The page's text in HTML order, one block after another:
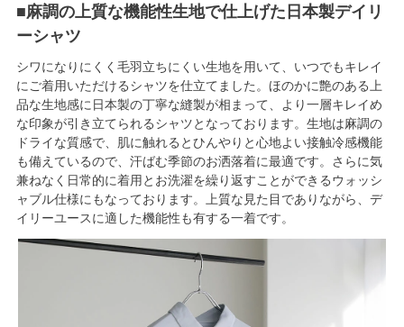
■麻調の上質な機能性生地で仕上げた日本製デイリ
ーシャツ
シワになりにくく毛羽立ちにくい生地を用いて、いつでもキレイ
にご着用いただけるシャツを仕立てました。ほのかに艶のある上
品な生地感に日本製の丁寧な縫製が相まって、より一層キレイめ
な印象が引き立てられるシャツとなっております。生地は麻調の
ドライな質感で、肌に触れるとひんやりと心地よい接触冷感機能
も備えているので、汗ばむ季節のお洒落着に最適です。さらに気
兼ねなく日常的に着用とお洗濯を繰り返すことができるウォッシ
ャブル仕様にもなっております。上質な見た目でありながら、デ
イリーユースに適した機能性も有する一着です。